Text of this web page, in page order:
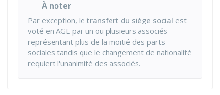
À noter
Par exception, le transfert du siège social est
voté en AGE par un ou plusieurs associés
représentant plus de la moitié des parts
sociales tandis que le changement de nationalité
requiert l'unanimité des associés.